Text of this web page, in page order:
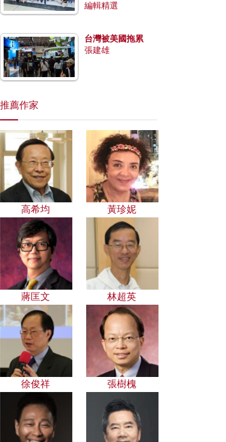
編輯精選
台灣被美國拖累
張建雄
推薦作家
高希均 黃珍妮
蔣匡文 林超英
徐俊祥 張樹槐